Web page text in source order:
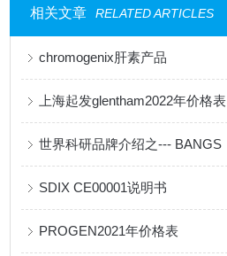
相关文章 RELATED ARTICLES
chromogenix肝素产品
上海起发glentham2022年价格表
世界科研品牌介绍之--- BANGS
SDIX CE00001说明书
PROGEN2021年价格表